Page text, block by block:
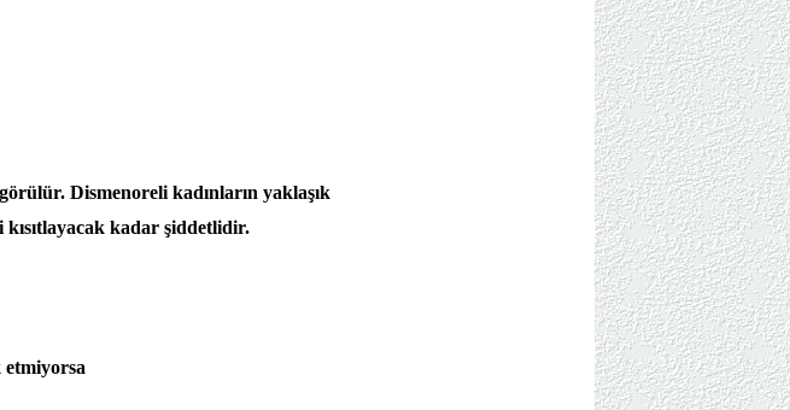
Dismenoreli kadınların yaklaşık
kadar şiddetlidir.
etmiyorsa